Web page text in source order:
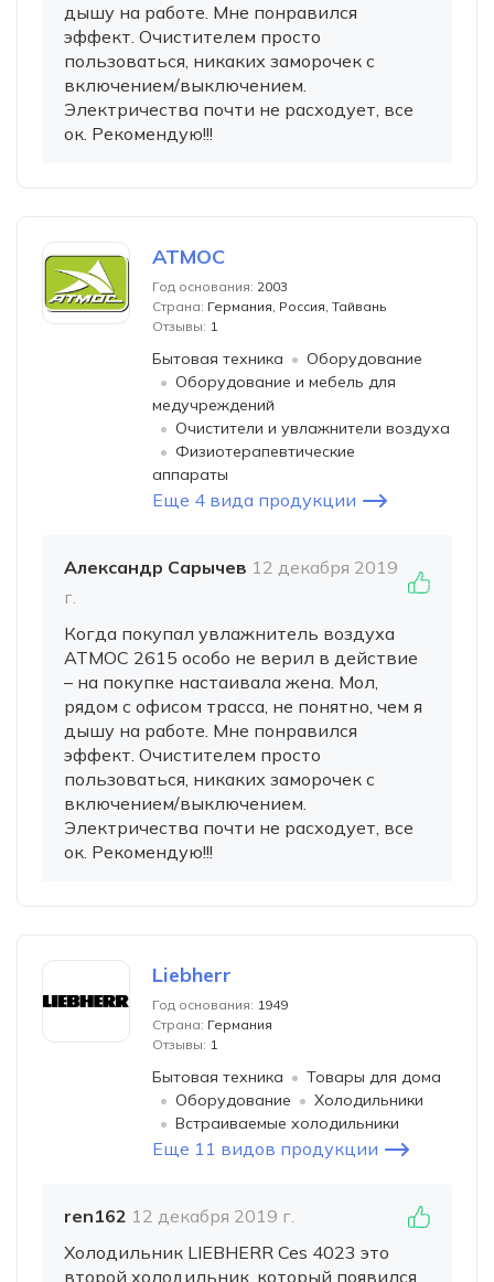
дышу на работе. Мне понравился
эффект. Очистителем просто
пользоваться, никаких заморочек с
включением/выключением.
Электричества почти не расходует, все
ок. Рекомендую!!!
АТМОС
Год основания: 2003
Страна: Германия, Россия, Тайвань
Отзывы: 1
Бытовая техника
Оборудование
Оборудование и мебель для
медучреждений
Очистители и увлажнители воздуха
Физиотерапевтические
аппараты
Еще 4 вида продукции
Александр Сарычев 12 декабря 2019
г.
Когда покупал увлажнитель воздуха
АТМОС 2615 особо не верил в действие
– на покупке настаивала жена. Мол,
рядом с офисом трасса, не понятно, чем я
дышу на работе. Мне понравился
эффект. Очистителем просто
пользоваться, никаких заморочек с
включением/выключением.
Электричества почти не расходует, все
ок. Рекомендую!!!
Liebherr
Год основания: 1949
Страна: Германия
Отзывы: 1
Бытовая техника
Товары для дома
Оборудование
Холодильники
Встраиваемые холодильники
Еще 11 видов продукции
ren162 12 декабря 2019 г.
Холодильник LIEBHERR Ces 4023 это
второй холодильник, который появился